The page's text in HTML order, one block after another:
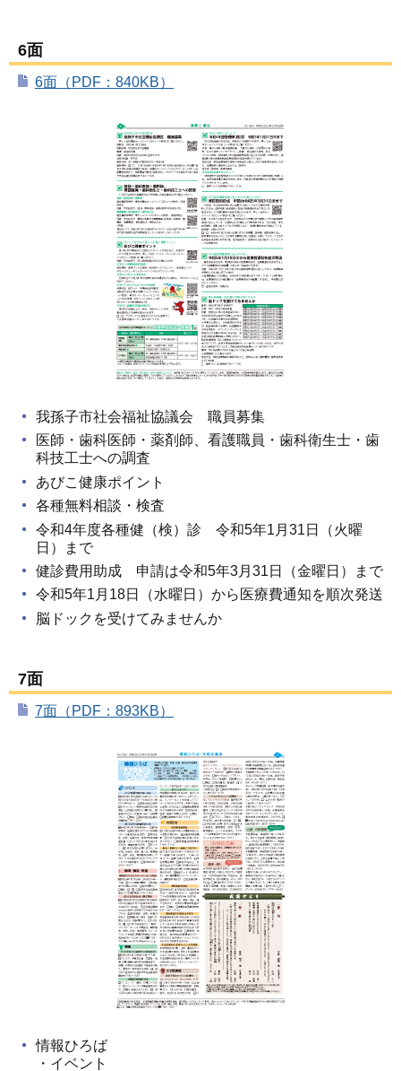
6面
6面（PDF：840KB）
我孫子市社会福祉協議会 職員募集
医師・歯科医師・薬剤師、看護職員・歯科衛生士・歯
科技工士への調査
あびこ健康ポイント
各種無料相談・検査
令和4年度各種健（検）診 令和5年1月31日（火曜
日）まで
健診費用助成 申請は令和5年3月31日（金曜日）まで
令和5年1月18日（水曜日）から医療費通知を順次発送
脳ドックを受けてみませんか
7面
7面（PDF：893KB）
情報ひろば
・イベント